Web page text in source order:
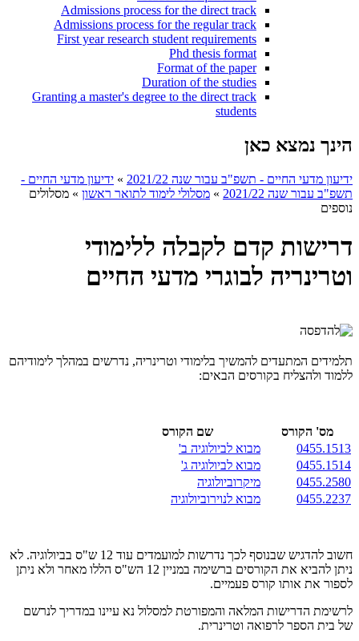
Admissions process for the direct track
Admissions process for the regular track
First year research student requirements
Phd thesis format
Format of the paper
Duration of the studies
Granting a master's degree to the direct track
students
הינך נמצא כאן
ידיעון מדעי החיים - תשפ"ב עבור שנה 2021/22 » ידיעון מדעי החיים -
תשפ"ב עבור שנה 2021/22
» מסלולי לימוד לתואר ראשון » מסלולים
נוספים
דרישות קדם לקבלה ללימודי
וטרינריה לבוגרי מדעי החיים
תלמידים המתעדים להמשיך בלימודי וטרינריה, נדרשים במהלך לימודיהם
ללמוד ולהצליח בקורסים הבאים:
מס' הקורס
שם הקורס
0455.1513
מבוא לביולוגיה ב'
0455.1514
מבוא לביולוגיה ג'
0455.2580
מיקרוביולוגיה
0455.2237
מבוא לנוירוביולוגיה
חשוב להדגיש שבנוסף לכך נדרשות למועמדים עוד 12 ש"ס בביולוגיה. לא
ניתן להביא את הקורסים ברשימה במניין 12 הש"ס הללו מאחר ולא ניתן
לספור את אותו קורס פעמיים.
לרשימת הדרישות המלאה והמפורטת למסלול נא עיינו במדריך לנרשם
של בית הספר לרפואה וטרינרית.